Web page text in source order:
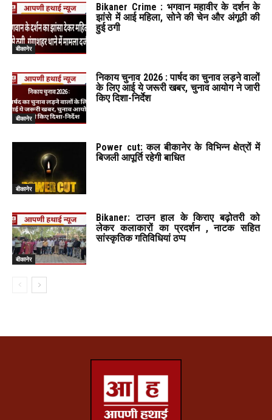
बीकानेर
Bikaner Crime : भगवान महावीर के दर्शन के
झांसे में आई महिला, सोने की चेन और अंगूठी की
हुई ठगी
बीकानेर
निकाय चुनाव 2026 : पार्षद का चुनाव लड़ने वालों
के लिए आई ये जरूरी खबर, चुनाव आयोग ने जारी
किए दिशा-निर्देश
बीकानेर
Power cut: कल बीकानेर के विभिन्न क्षेत्रों में
बिजली आपूर्ति रहेगी बाधित
बीकानेर
Bikaner: टाउन हाल के किराए बढ़ोतरी को
लेकर कलाकारों का प्रदर्शन , नाटक सहित
सांस्कृतिक गतिविधियां ठप्प